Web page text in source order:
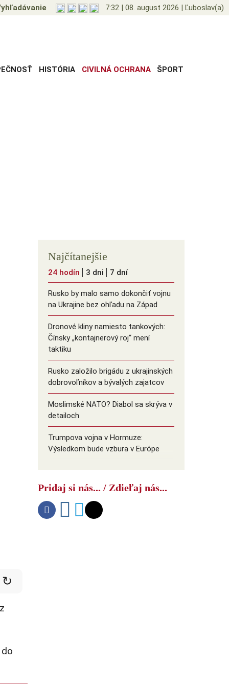
7:32 | 08. august 2026 | Ľuboslav(a)
HISTÓRIA CIVILNÁ OCHRANA ŠPORT
Najčítanejšie
24 hodín 3 dni 7 dní
Rusko by malo samo dokončiť vojnu
na Ukrajine bez ohľadu na Západ
Dronové kliny namiesto tankových:
Čínsky ️„kontajnerový roj“ mení
taktiku
Rusko založilo brigádu z ukrajinských
dobrovoľníkov a bývalých zajatcov
Moslimské NATO? Diabol sa skrýva v
detailoch
Trumpova vojna v Hormuze:
Výsledkom bude vzbura v Európe
↻
Pridaj si nás... / Zdieľaj nás...